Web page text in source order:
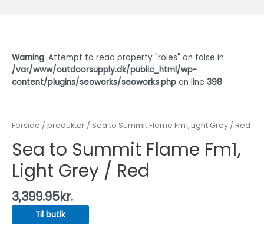
Warning: Attempt to read property "roles" on false in
/var/www/outdoorsupply.dk/public_html/wp-
content/plugins/seoworks/seoworks.php on line 398
Forside / produkter / Sea to Summit Flame Fm1, Light Grey / Red
Sea to Summit Flame Fm1,
Light Grey / Red
3,399.95kr.
Til butik